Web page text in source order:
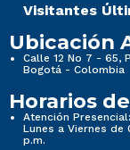
Visitantes
Ubicación
Calle 12 No 7 - 65,
Bogotá - Colombia
Horarios
Atención Presencial:
Lunes a Viernes de
p.m.